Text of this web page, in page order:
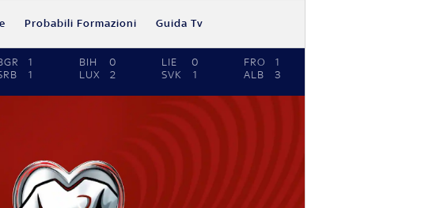
Probabili Formazioni Guida Tv
1
1
BIH
0
LUX
2
LIE
0
SVK
1
FRO
1
ALB
3